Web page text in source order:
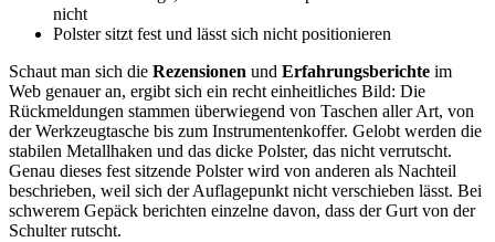
nicht
Polster sitzt fest und lässt sich nicht positionieren
Schaut man sich die Rezensionen und Erfahrungsberichte im
Web genauer an, ergibt sich ein recht einheitliches Bild: Die
Rückmeldungen stammen überwiegend von Taschen aller Art, von
der Werkzeugtasche bis zum Instrumentenkoffer. Gelobt werden die
stabilen Metallhaken und das dicke Polster, das nicht verrutscht.
Genau dieses fest sitzende Polster wird von anderen als Nachteil
beschrieben, weil sich der Auflagepunkt nicht verschieben lässt. Bei
schwerem Gepäck berichten einzelne davon, dass der Gurt von der
Schulter rutscht.